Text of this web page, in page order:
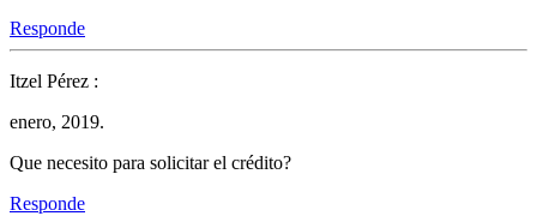
Responde
Itzel Pérez :
enero, 2019.
Que necesito para solicitar el crédito?
Responde